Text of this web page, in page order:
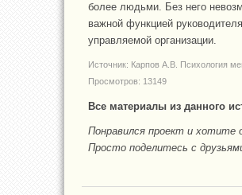
более людьми. Без него
важной функцией
управляемой организации.
Источник: Карпов А.В. Психология
Просмотров: 13149
Все материалы из данного
Понравился проект и хотите
Просто поделитесь с